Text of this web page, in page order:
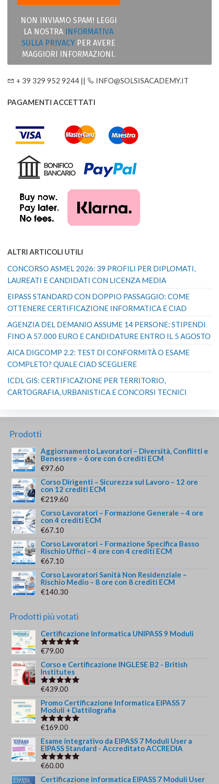
NON INVIAMO SPAM! LEGGI
LA NOSTRA INFORMATIVA
SULLA PRIVACY PER AVERE
MAGGIORI INFORMAZIONI.
+ 39 329 952 9244 || INFO@SOLSISACADEMY.IT
PAGAMENTI ACCETTATI
ALTRI ARTICOLI UTILI
CONCORSO ASMEL 2026: 39 PROFILI PER DIPLOMATI,
LAUREATI E CANDIDATI CON LICENZA MEDIA
EIPASS STANDARD CON DOPPIO PASSAGGIO: COME
OTTENERE CERTIFICAZIONE INFORMATICA E CIAD
AGENZIA DEL DEMANIO ASSUME 14 PERSONE: STIPENDI
FINO A 57.000 EURO E CANDIDATURE ENTRO IL 5 AGOSTO
AICA DIGCOMP 2.2: TEST DI CONFORMITÀ O ESAME
COMPLETO? QUALE CIAD SCEGLIERE
ICDL GIS: CERTIFICAZIONE PER TERRITORIO,
CARTOGRAFIA, URBANISTICA E CONCORSI TECNICI
Prodotti
Aggiornamento Lavoratori – Diversità, Conflitti e
Benessere – 6 ore con 6 crediti ECM
€97.60
Corso Dirigenti – Sicurezza sul Lavoro – 12 ore
con 12 crediti ECM
€219.60
Corso Lavoratori – Formazione Generale – 4 ore
con 4 crediti ECM
€67.10
Corso Lavoratori – Formazione Specifica Basso
Rischio Uffici – 4 ore con 4 crediti ECM
€67.10
Corso Lavoratori Sanità Non Residenziale –
Rischio Medio – 8 ore con 8 crediti ECM
€140.30
Prodotti più votati
Certificazione Informatica UNIPASS 9 Moduli
Valutato
€79.00
Corso e Certificazione INGLESE B2 - British
Institutes
Valutato
€439.00
Promo Certificazione Informatica EIPASS 7
Moduli + Dattilografia
Valutato
€169.00
Esame integrativo da EIPASS 7 Moduli User a
EIPASS Standard - Accreditato ACCREDIA
Valutato
€60.00
Certificazione informatica EIPASS 7 Moduli User